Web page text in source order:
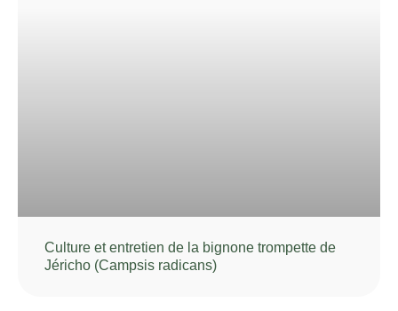
Culture et entretien de la bignone trompette de
Jéricho (Campsis radicans)